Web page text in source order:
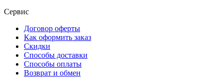
Сервис
Договор оферты
Как оформить заказ
Скидки
Способы доставки
Способы оплаты
Возврат и обмен